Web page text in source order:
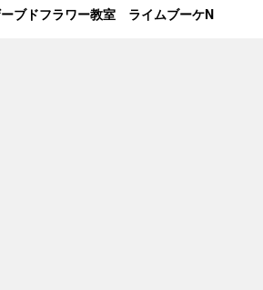
ブドフラワー教室 ライムブーケN